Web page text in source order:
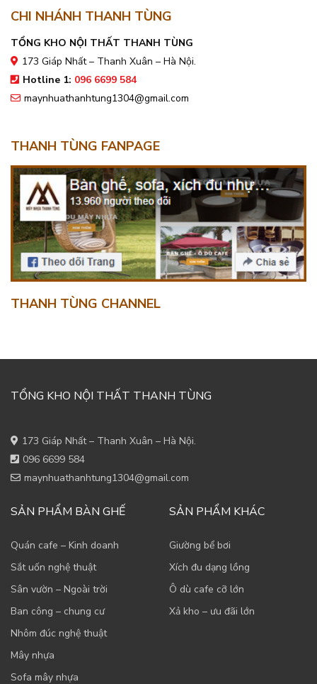
CHI NHÁNH THANH TÙNG
TỔNG KHO NỘI THẤT THANH TÙNG
173 Giáp Nhất – Thanh Xuân – Hà Nội.
Hotline 1: 096 6699 584
maynhuathanhtung1304@gmail.com
THANH TÙNG FANPAGE
THANH TÙNG CHANNEL
TỔNG KHO NỘI THẤT THANH TÙNG
173 Giáp Nhất – Thanh Xuân – Hà Nội.
096 6699 584
maynhuathanhtung1304@gmail.com
SẢN PHẨM BÀN GHẾ
Quán cafe – Kinh doanh
Sắt uốn nghệ thuật
Sân vườn – Ngoài trời
Ban công – chung cư
Nhôm đúc nghệ thuật
Mây nhựa
Sofa mây nhựa
SẢN PHẨM KHÁC
Giường bể bơi
Xích đu dạng lồng
Ô dù cafe cỡ lớn
Xả kho – ưu đãi lớn